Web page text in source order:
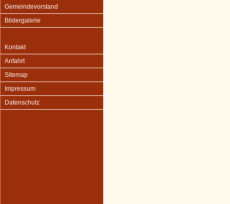
Gemeindevorstand
Bildergalerie
Kontakt
Anfahrt
Sitemap
Impressum
Datenschutz